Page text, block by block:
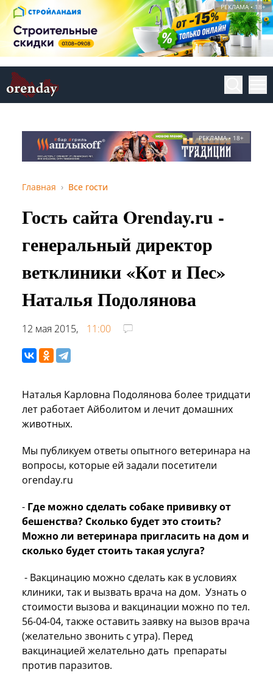
РЕКЛАМА • 18+
РЕКЛАМА • 18+
Главная Все гости
Гость сайта Orenday.ru -
генеральный директор
ветклиники «Кот и Пес»
Наталья Подолянова
12 мая 2015, 11:00
Наталья Карловна Подолянова более тридцати
лет работает Айболитом и лечит домашних
животных.
Мы публикуем ответы опытного ветеринара на
вопросы, которые ей задали посетители
orenday.ru
- Где можно сделать собаке прививку от
бешенства? Сколько будет это стоить?
Можно ли ветеринара пригласить на дом и
сколько будет стоить такая услуга?
- Вакцинацию можно сделать как в условиях
клиники, так и вызвать врача на дом. Узнать о
стоимости вызова и вакцинации можно по тел.
56-04-04, также оставить заявку на вызов врача
(желательно звонить с утра). Перед
вакцинацией желательно дать препараты
против паразитов.